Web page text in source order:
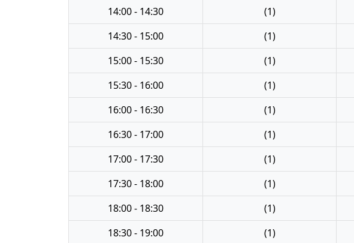
14:00 - 14:30
(1)
14:30 - 15:00
(1)
15:00 - 15:30
(1)
15:30 - 16:00
(1)
16:00 - 16:30
(1)
16:30 - 17:00
(1)
17:00 - 17:30
(1)
17:30 - 18:00
(1)
18:00 - 18:30
(1)
18:30 - 19:00
(1)